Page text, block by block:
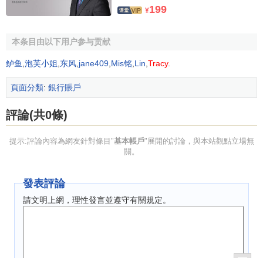
人基本帳戶，要貫徹強化基礎管理，嚴格業務操作，規範流
業務的順利推展。
(二)系統結構及目標
開發個人基本帳戶，必須充分利用現有的城市綜合網路
系統。通過城市綜合網路系統，建立以客戶為中心的業務交
易、客戶服務和
從業務交易系統看，它應是個人基本帳戶的主體功能系
統，要實現對客戶的綜合性金融服務，同時為
從客戶服務系統看，它是以業務交易系統為基礎的後臺
服務管理系統，對系統內的有關信息加工分析，評定客戶服
¥199
本条目由以下用户参与贡献
鲈鱼 泡芙小姐 东风 jane409 Mis铭 Lin Tracy.
頁面分類: 銀行賬戶
評論(共0條)
提示:評論內容為網友針對條目"基本帳戶"展開的討論，與本站觀點立場無
關。
發表評論
請文明上網，理性發言並遵守有關規定。